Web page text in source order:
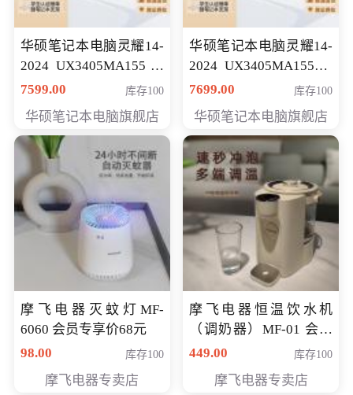
华硕笔记本电脑灵耀14-
2024 UX3405MA155冰
川银 oled 智慧轻薄本 会
7599.00 库存100
华硕笔记本电脑旗舰店
华硕笔记本电脑灵耀14-
2024 UX3405MA155夜
空蓝 oled 智慧轻薄本 会
7699.00 库存100
华硕笔记本电脑旗舰店
摩飞电器灭蚊灯MF-
6060 会员专享价68元
98.00
库存100
摩飞电器专卖店
摩飞电器恒温饮水机
（调奶器）MF-01 会员
专享价366元
449.00 库存100
摩飞电器专卖店